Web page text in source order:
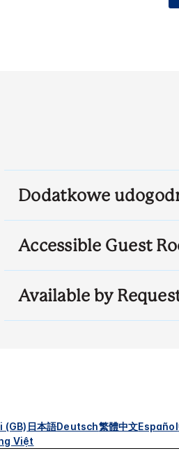
Dodatkowe
Accessible Guest
Available by
(GB) 日本語Deutsch繁體中文Español
Việt